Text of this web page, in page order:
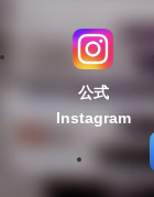
公式
Instagram